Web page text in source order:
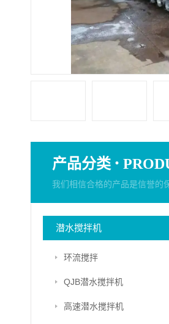
产品分类 ·
我们相信合格的产品是信誉的
潜水搅拌机
环流搅拌
QJB潜水搅拌机
高速潜水搅拌机